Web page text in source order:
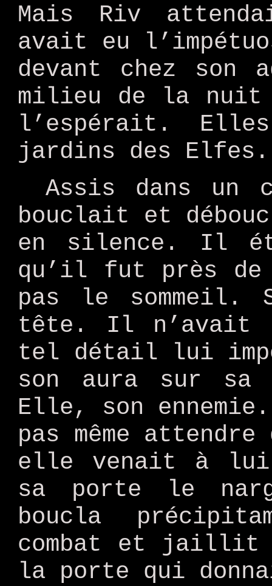
Mais Riv
avait eu
devant chez son
milieu de la
l’espérait.
jardins des Elfes.
Assis dans un
bouclait et
en silence. Il
qu’il fut près
pas le sommeil.
tête. Il n’avait
tel détail lui
son aura sur
Elle, son
pas même
elle venait à
sa porte le
boucla
combat et jaillit
la porte qui